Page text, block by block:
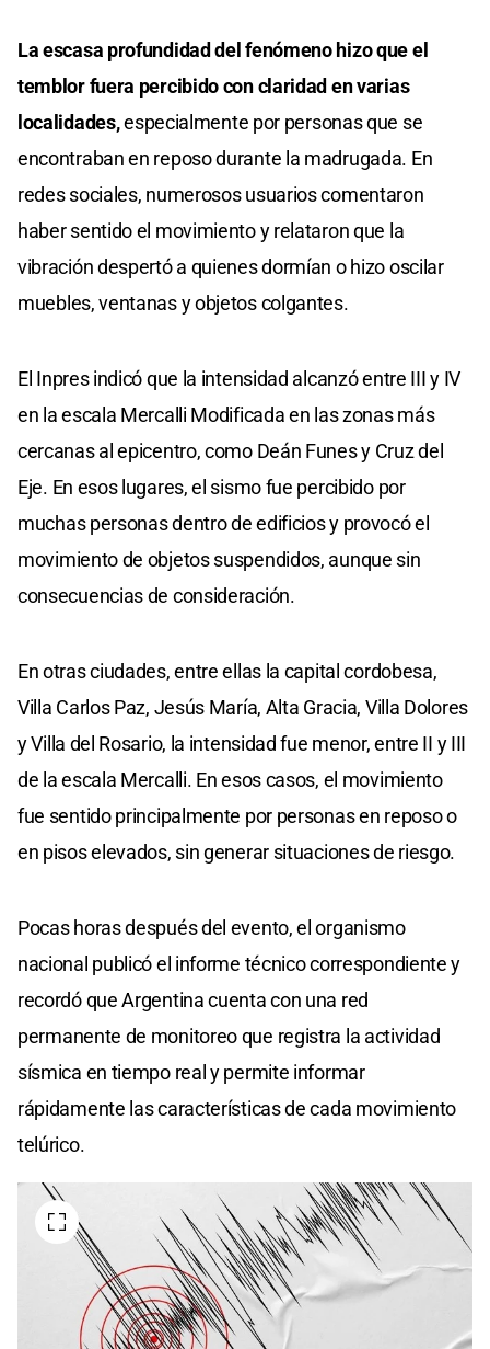
La escasa profundidad del fenómeno hizo que el
temblor fuera percibido con claridad en varias
localidades,especialmente por personas que se
encontraban en reposo durante la madrugada. En
redes sociales, numerosos usuarios comentaron
haber sentido el movimiento y relataron que la
vibración despertó a quienes dormían o hizo oscilar
muebles, ventanas y objetos colgantes.
El Inpres indicó que la intensidad alcanzó entre III y IV
en la escala Mercalli Modificada en las zonas más
cercanas al epicentro, como Deán Funes y Cruz del
Eje. En esos lugares, el sismo fue percibido por
muchas personas dentro de edificios y provocó el
movimiento de objetos suspendidos, aunque sin
consecuencias de consideración.
En otras ciudades, entre ellas la capital cordobesa,
Villa Carlos Paz, Jesús María, Alta Gracia, Villa Dolores
y Villa del Rosario, la intensidad fue menor, entre II y III
de la escala Mercalli. En esos casos, el movimiento
fue sentido principalmente por personas en reposo o
en pisos elevados, sin generar situaciones de riesgo.
Pocas horas después del evento, el organismo
nacional publicó el informe técnico correspondiente y
recordó que Argentina cuenta con una red
permanente de monitoreo que registra la actividad
sísmica en tiempo real y permite informar
rápidamente las características de cada movimiento
telúrico.